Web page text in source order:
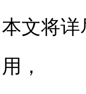
本文将详
用，